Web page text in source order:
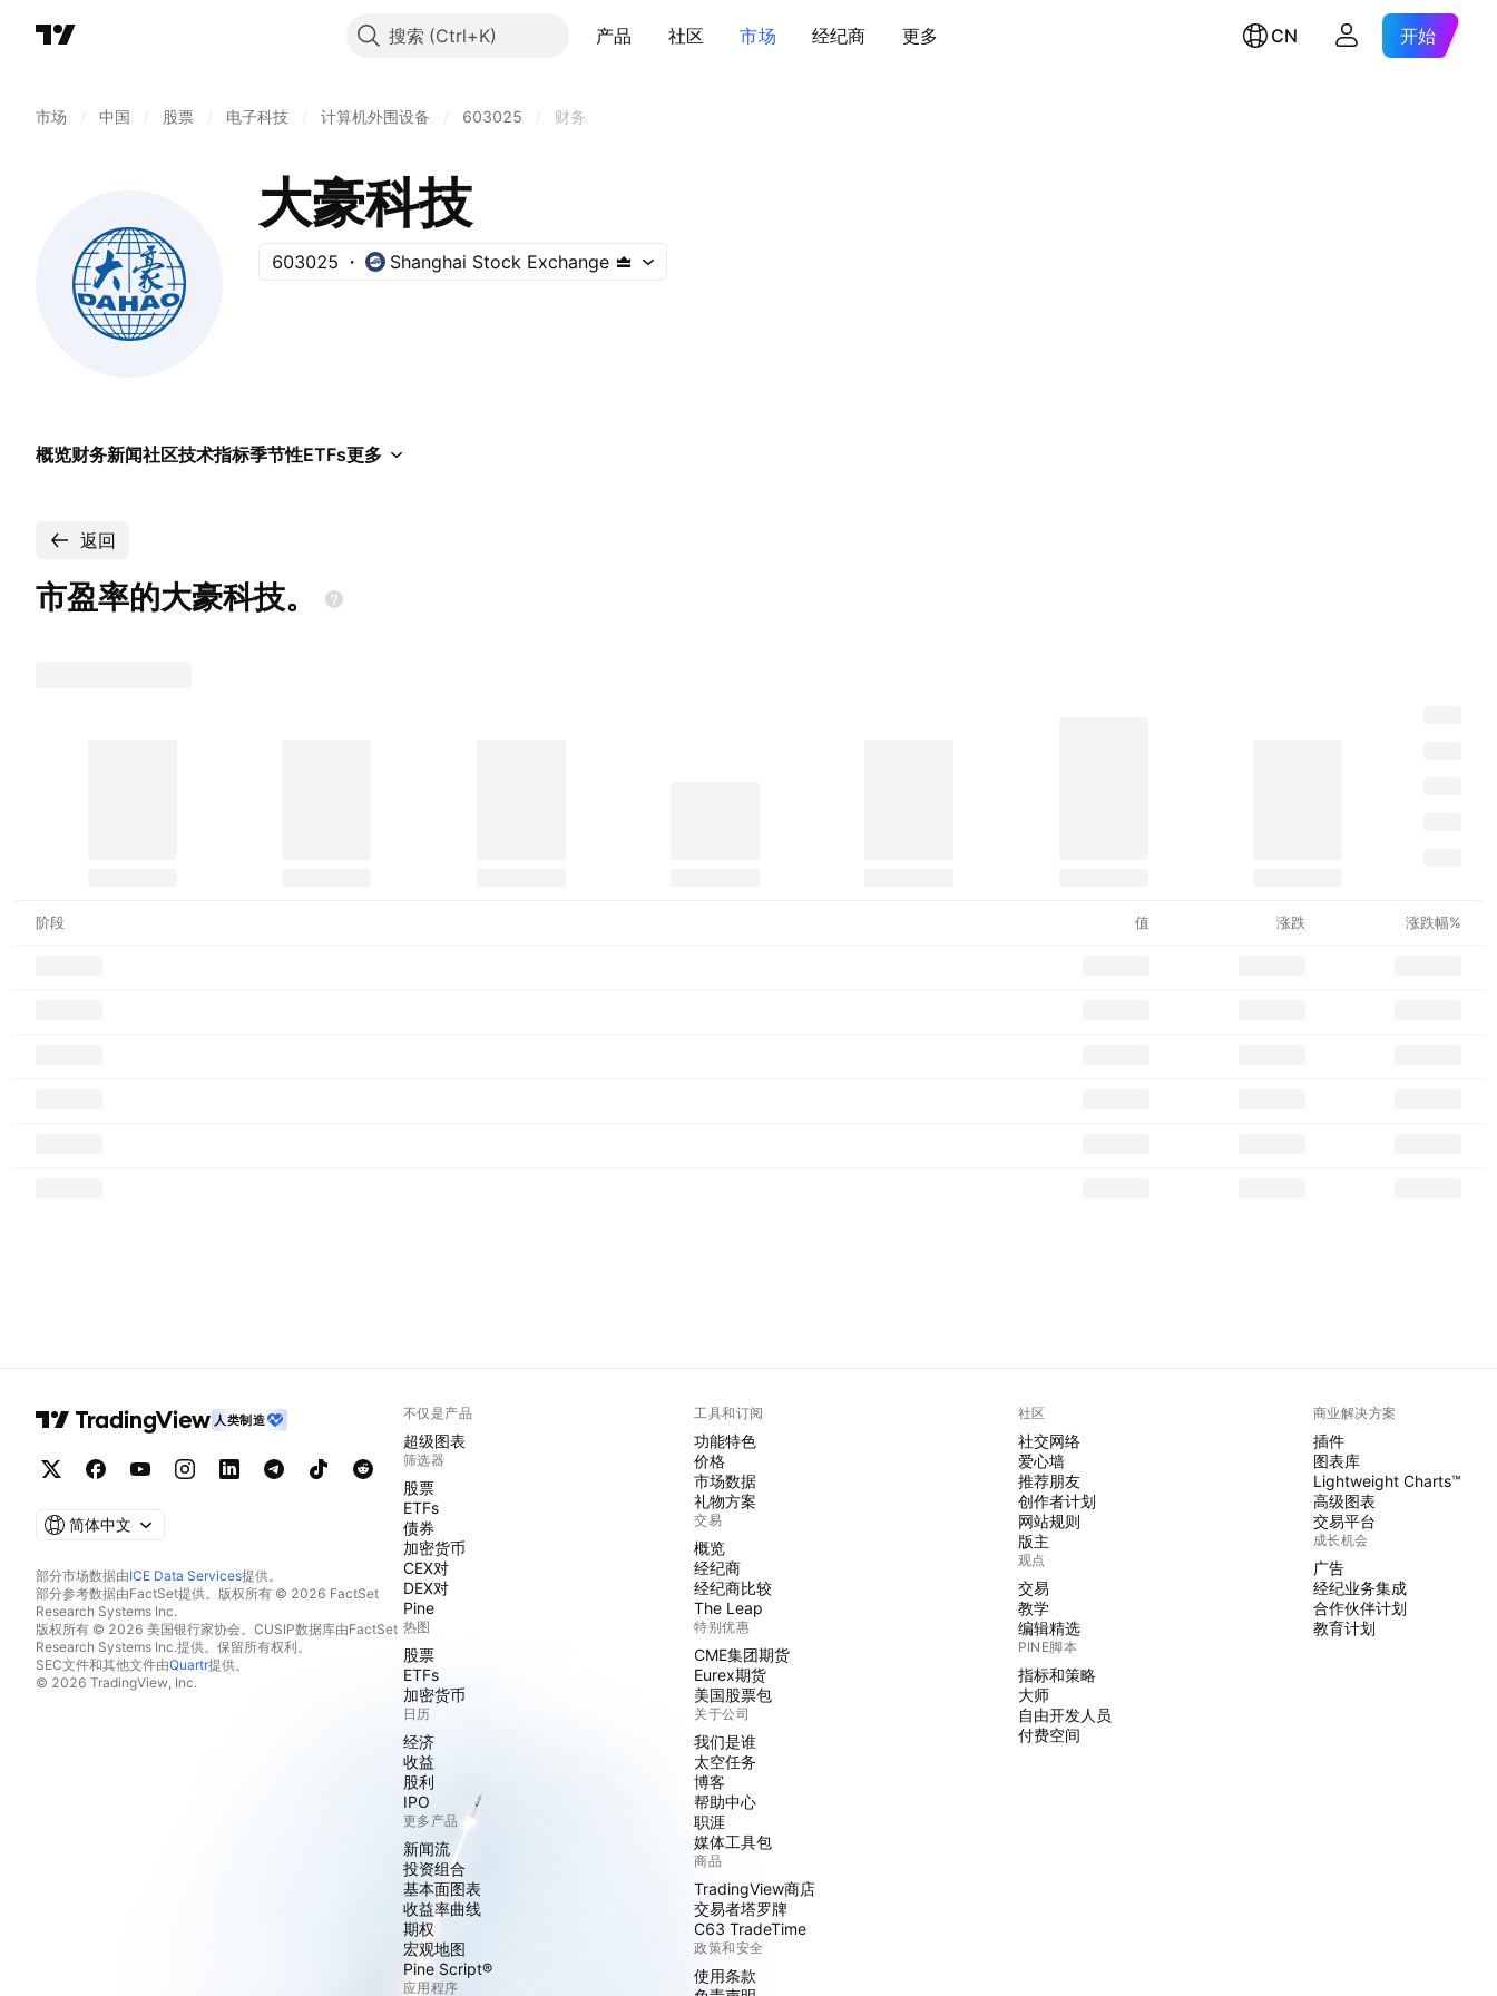
搜索 产品 社区 市场 经纪商 更多 CN 开始
市场 中国 股票 电子科技 计算机外围设备 603025 财务
大豪科技
603025 Shanghai Stock Exchange
概览财务新闻社区技术指标季节性ETFs更多
返回
市盈率的大豪科技。
阶段 值 涨跌 涨跌幅%
人类制造
简体中文
部分市场数据由ICE Data Services提供。
部分参考数据由FactSet提供。版权所有 © 2026 FactSet
Research Systems Inc.
版权所有 © 2026 美国银行家协会。CUSIP数据库由FactSet
Research Systems Inc.提供。保留所有权利。
SEC文件和其他文件由Quartr提供。
© 2026 TradingView, Inc.
不仅是产品
超级图表
筛选器
股票
ETFs
债券
加密货币
CEX对
DEX对
Pine
热图
股票
ETFs
加密货币
日历
经济
收益
股利
IPO
更多产品
新闻流
投资组合
基本面图表
收益率曲线
期权
宏观地图
Pine Script®
应用程序
工具和订阅
功能特色
价格
市场数据
礼物方案
交易
概览
经纪商
经纪商比较
The Leap
特别优惠
CME集团期货
Eurex期货
美国股票包
关于公司
我们是谁
太空任务
博客
帮助中心
职涯
媒体工具包
商品
TradingView商店
交易者塔罗牌
C63 TradeTime
政策和安全
使用条款
社区
社交网络
爱心墙
推荐朋友
创作者计划
网站规则
版主
观点
交易
教学
编辑精选
PINE脚本
指标和策略
大师
自由开发人员
付费空间
商业解决方案
插件
图表库
Lightweight Charts™
高级图表
交易平台
成长机会
广告
经纪业务集成
合作伙伴计划
教育计划